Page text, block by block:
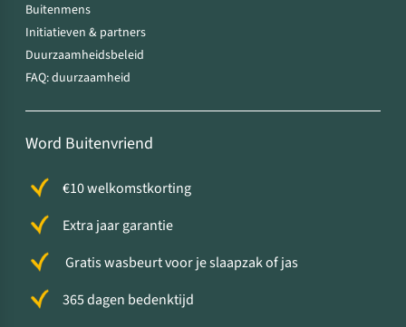
Buitenmens
Initiatieven & partners
Duurzaamheidsbeleid
FAQ: duurzaamheid
Word Buitenvriend
€10 welkomstkorting
Extra jaar garantie
Gratis wasbeurt voor je slaapzak of jas
365 dagen bedenktijd